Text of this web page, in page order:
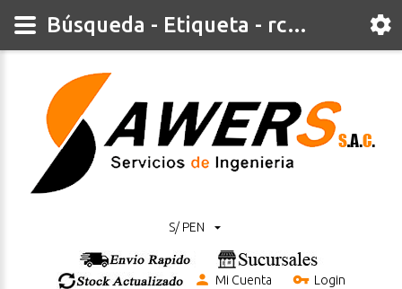
S/ PEN
Mi Cuenta Login
Búsqueda - Etiqueta - rc3563